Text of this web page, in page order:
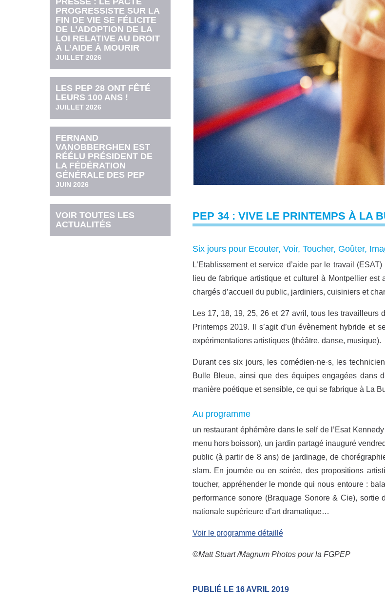
PROGRESSISTE SUR LA
FIN DE VIE SE FÉLICITE
DE L’ADOPTION DE LA
LOI RELATIVE AU DROIT
À L’AIDE À MOURIR
JUILLET 2026
LES PEP 28 ONT FÊTÉ
LEURS 100 ANS !
JUILLET 2026
FERNAND
VANOBBERGHEN EST
RÉÉLU PRÉSIDENT DE
LA FÉDÉRATION
GÉNÉRALE DES PEP
JUIN 2026
VOIR TOUTES LES
ACTUALITÉS
PEP 34 : VIVE LE PRINTEMPS À LA
Six jours pour Ecouter, Voir, Toucher, Goûter,
L’Etablissement et service d’aide par le travail (ESAT)
lieu de fabrique artistique et culturel à Montpellier
chargés d’accueil du public, jardiniers, cuisiniers et
Les 17, 18, 19, 25, 26 et 27 avril, tous les
Printemps 2019. Il s’agit d’un évènement hybride et
expérimentations artistiques (théâtre, danse, musique).
Durant ces six jours, les comédien·ne·s, les
Bulle Bleue, ainsi que des équipes engagées dans
manière poétique et sensible, ce qui se fabrique à La
Au programme
un restaurant éphémère dans le self de l’Esat
menu hors boisson), un jardin partagé inauguré
public (à partir de 8 ans) de jardinage, de
slam. En journée ou en soirée, des propositions
toucher, appréhender le monde qui nous entoure :
performance sonore (Braquage Sonore & Cie),
nationale supérieure d’art dramatique…
Voir le programme détaillé
©Matt Stuart /Magnum Photos pour la FGPEP
PUBLIÉ LE 16 AVRIL 2019